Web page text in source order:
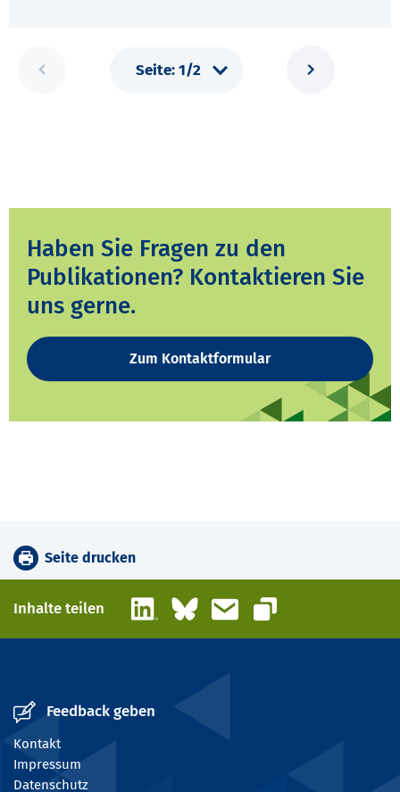
Haben Sie Fragen zu den
Publikationen? Kontaktieren Sie
uns gerne.
Zum Kontaktformular
Seite drucken
Inhalte teilen LinkedInBlueskyE-Mail
Link kopieren
Feedback geben
Kontakt
Impressum
Datenschutz